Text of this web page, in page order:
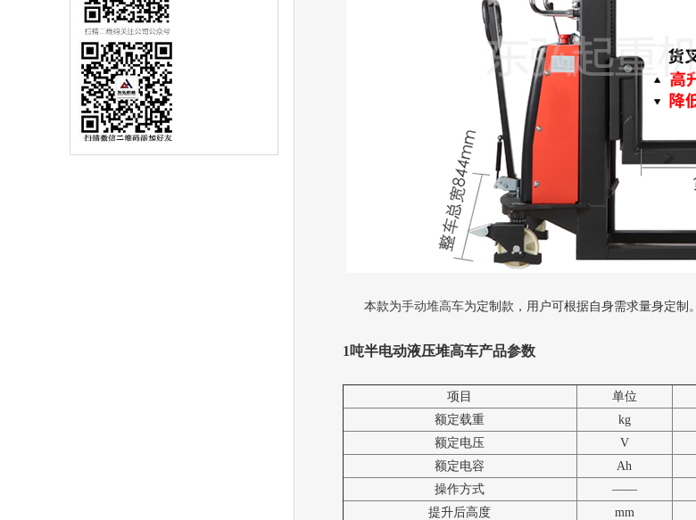
本款为手动堆高车为定制款，用户可根据自身需求量身定制。
1吨半电动液压堆高车产品参数
项目 单位
额定载重
kg
额定电压
V
额定电容
Ah
操作方式
——
提升后高度
mm